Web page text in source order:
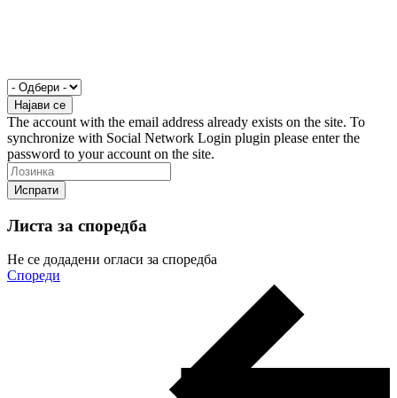
The account with the email address already exists on the site. To
synchronize with Social Network Login plugin please enter the
password to your account on the site.
Листа за споредба
Не се додадени огласи за споредба
Спореди